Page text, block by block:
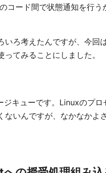
コード間で状態通知を行う
ろ考えたんですが、今回
ってみることにしました。
ジキューです。Linuxのプロ
ないんですが、なかなかよ